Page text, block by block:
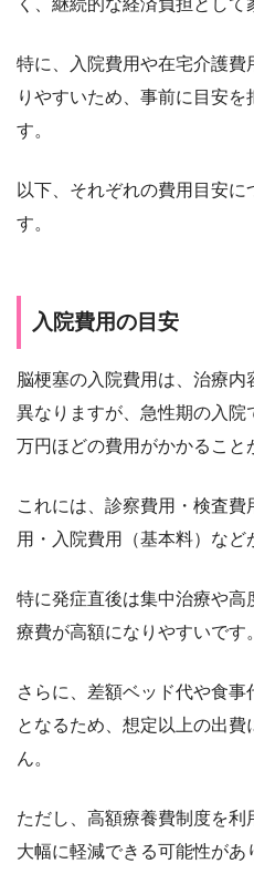
く、継続的な経済負担として
特に、入院費用や在宅介護
りやすいため、事前に目安
す。
以下、それぞれの費用目安
す。
入院費用の目安
脳梗塞の入院費用は、治療内
異なりますが、急性期の入
万円ほどの費用がかかること
これには、診察費用・検査
用・入院費用（基本料）など
特に発症直後は集中治療や
療費が高額になりやすいです。
さらに、差額ベッド代や食
となるため、想定以上の出
ん。
ただし、高額療養費制度を
大幅に軽減できる可能性があ